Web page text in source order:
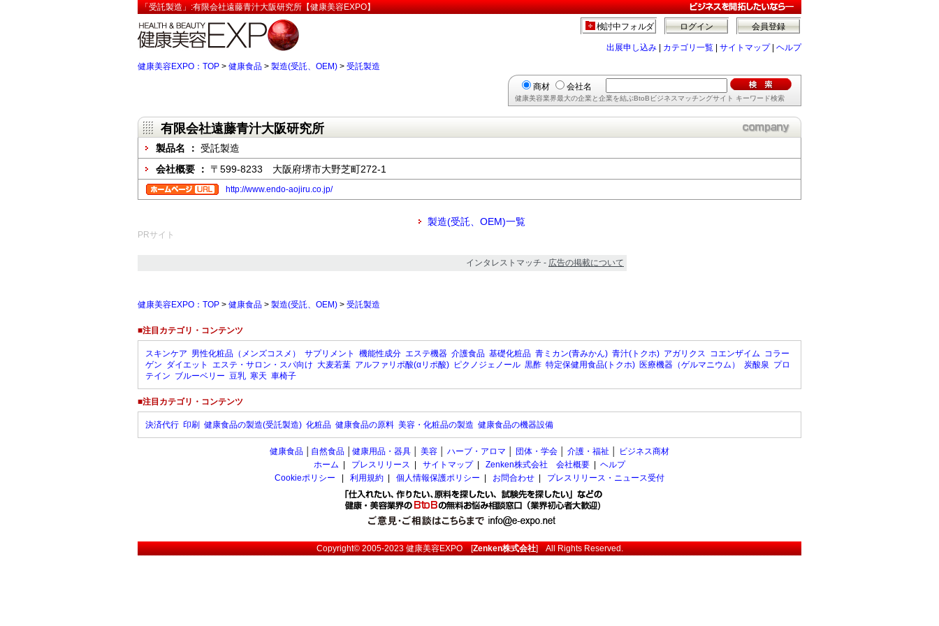
「受託製造」:有限会社遠藤青汁大阪研究所【健康美容EXPO】
会員登録
ログイン
検討中フォルダ
出展申し込み カテゴリ一覧 サイトマップ| ヘルプ
健康美容EXPO：TOP > 健康食品 > 製造(受託、OEM) > 受託製造
商材 会社名
健康美容業界最大の企業と企業を結ぶBtoBビジネスマッチングサイト キーワード検索
有限会社遠藤青汁大阪研究所
製品名 ： 受託製造
会社概要 ： 〒599-8233 大阪府堺市大野芝町272-1
http://www.endo-aojiru.co.jp/
製造(受託、OEM)一覧
PRサイト
インタレストマッチ - 広告の掲載について
健康美容EXPO：TOP > 健康食品 > 製造(受託、OEM) > 受託製造
■注目カテゴリ・コンテンツ
スキンケア 男性化粧品（メンズコスメ） サプリメント 機能性成分 エステ機器 介護食品 基礎化粧品 青ミカン(青みかん) 青汁(トクホ) アガリクス コエンザイム コラー
ゲン ダイエット エステ・サロン・スパ向け 大麦若葉 アルファリポ酸(αリポ酸) ピクノジェノール 黒酢 特定保健用食品(トクホ) 医療機器（ゲルマニウム） 炭酸泉 プロ
テイン ブルーベリー 豆乳 寒天 車椅子
■注目カテゴリ・コンテンツ
決済代行 印刷 健康食品の製造(受託製造) 化粧品 健康食品の原料 美容・化粧品の製造 健康食品の機器設備
健康食品 自然食品 健康用品・器具 美容 ハーブ・アロマ 団体・学会 介護・福祉
ビジネス商材
ホーム
プレスリリース サイトマップ| Zenken株式会社 会社概要
ヘルプ
Cookieポリシー
利用規約 個人情報保護ポリシー お問合わせ プレスリリース・ニュース受付
Copyright© 2005-2023健康美容EXPO[Zenken株式会社] All Rights Reserved.